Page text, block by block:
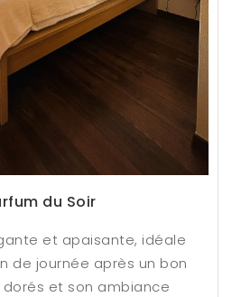
du Soir
et apaisante, idéale
de journée après un bon
dorés et son ambiance